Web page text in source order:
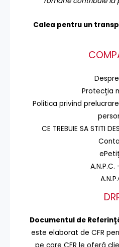
Calea pentru un
Protecţia
Politica privind
CE TREBUIE SA STITI
A.N.P.C.
Documentul de
este elaborat de CFR
pe care CFR le oferă